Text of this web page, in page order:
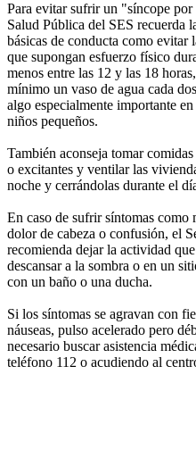
Para evitar sufrir un "síncope
Salud Pública del SES recuerda
básicas de conducta como
que supongan esfuerzo físico
menos entre las 12 y las 18
mínimo un vaso de agua cada
algo especialmente importante
niños pequeños.
También aconseja tomar
o excitantes y ventilar las
noche y cerrándolas durante el
En caso de sufrir síntomas como
dolor de cabeza o confusión, el
recomienda dejar la actividad
descansar a la sombra o en un
con un baño o una ducha.
Si los síntomas se agravan con
náuseas, pulso acelerado pero
necesario buscar asistencia
teléfono 112 o acudiendo al